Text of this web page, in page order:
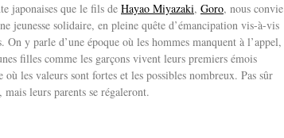
japonaises que le fils de Hayao Miyazaki, Goro, nous convie
jeunesse solidaire, en pleine quête d’émancipation vis-à-vis
On y parle d’une époque où les hommes manquent à l’appel,
filles comme les garçons vivent leurs premiers émois
les valeurs sont fortes et les possibles nombreux. Pas sûr
leurs parents se régaleront.